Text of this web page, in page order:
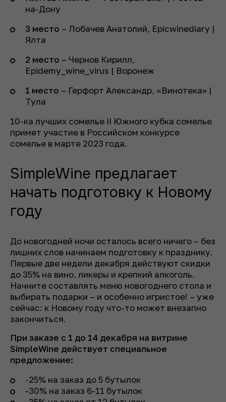
на-Дону
3 место – Лобачев Анатолий, Epicwinediary |
Ялта
2 место – Чернов Кирилл,
Epidemy_wine_virus | Воронеж
1 место – Герфорт Александр, «Винотека» |
Тула
10-ка лучших сомелье II Южного кубка сомелье
примет участие в Российском конкурсе
сомелье в марте 2023 года.
SimpleWine предлагает
начать подготовку к Новому
году
До новогодней ночи осталось всего ничего – без
лишних слов начинаем подготовку к празднику.
Первые две недели декабря действуют скидки
до 35% на вино, ликеры и крепкий алкоголь.
Начните составлять меню новогоднего стола и
выбирать подарки – и особенно игристое! – уже
сейчас: к Новому году что-то может внезапно
закончиться.
При заказе с 1 до 14 декабря на витрине
SimpleWine действует специальное
предложение:
-25% на заказ до 5 бутылок
-30% на заказ 6-11 бутылок